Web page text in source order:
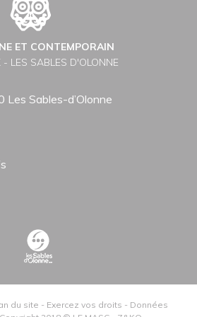
ET CONTEMPORAIN
LES SABLES D'OLONNE
Les Sables-d’Olonne
du site - Exercez vos droits - Données